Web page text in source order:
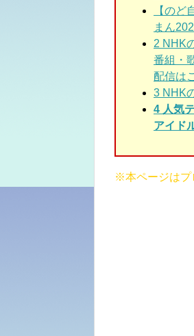
【の
まん
2 NHK
番組・
配信は
3 NHK
4 人気
アイド
※本ページはプ